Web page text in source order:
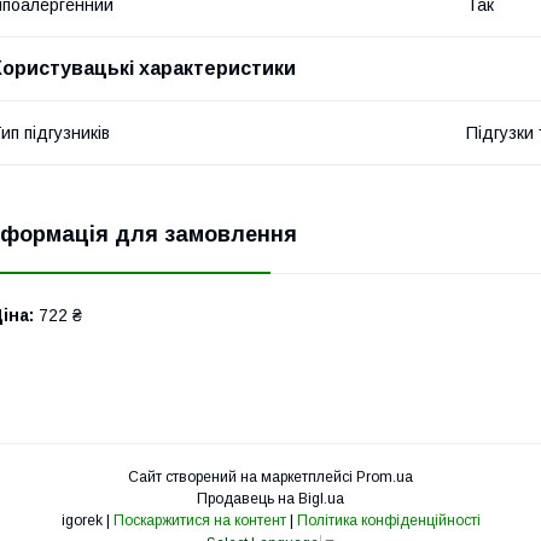
Так
характеристики
підгузників Підгузки
для замовлення
722 ₴
Сайт створений на маркетплейсі Prom.ua
Продавець на Bigl.ua
Поскаржитися на контент
Політика конфіденційності